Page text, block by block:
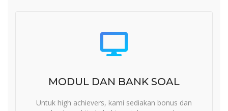
MODUL DAN BANK SOAL
Untuk high achievers, kami sediakan bonus dan